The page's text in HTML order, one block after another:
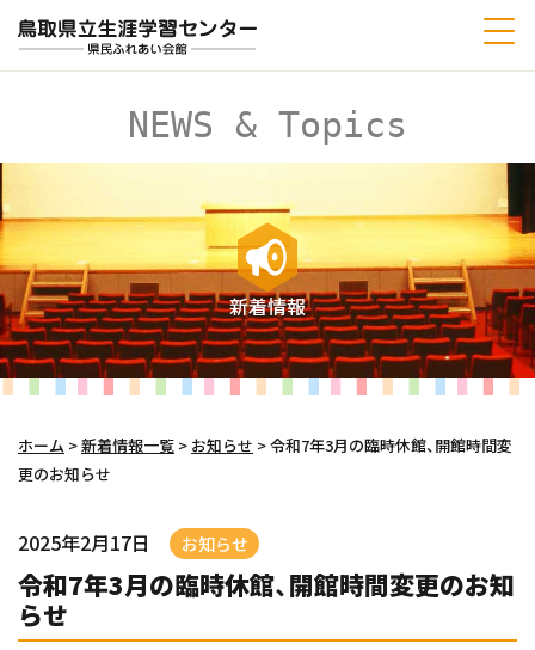
NEWS & Topics
新着情報
ホーム >新着情報一覧 > お知らせ >令和7年3月の臨時休館、開館時間変
更のお知らせ
2025年2月17日 お知らせ
令和7年3月の臨時休館、開館時間変更のお知
らせ